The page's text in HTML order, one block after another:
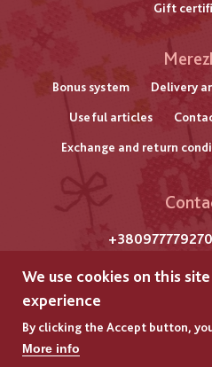
Gift
нижнього
колонтитулу
Bonus system Delivery
Useful articles
Exchange and return
m.
We use cookies on this
experience
By clicking the Accept button,
More info